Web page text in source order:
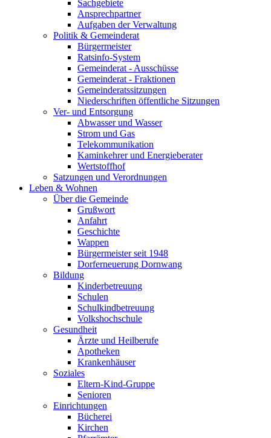
Sachgebiete
Ansprechpartner
Aufgaben der Verwaltung
Politik & Gemeinderat
Bürgermeister
Ratsinfo-System
Gemeinderat - Ausschüsse
Gemeinderat - Fraktionen
Gemeinderatssitzungen
Niederschriften öffentliche Sitzungen
Ver- und Entsorgung
Abwasser und Wasser
Strom und Gas
Telekommunikation
Kaminkehrer und Energieberater
Wertstoffhof
Satzungen und Verordnungen
Leben & Wohnen
Über die Gemeinde
Grußwort
Anfahrt
Geschichte
Wappen
Bürgermeister seit 1948
Dorferneuerung Dornwang
Bildung
Kinderbetreuung
Schulen
Schulkindbetreuung
Volkshochschule
Gesundheit
Ärzte und Heilberufe
Apotheken
Krankenhäuser
Soziales
Eltern-Kind-Gruppe
Senioren
Einrichtungen
Bücherei
Kirchen